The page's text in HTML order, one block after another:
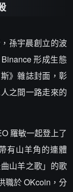
孫宇晨創立的波
形成生態
》雜誌封面，彰
之間一路走來的
羅敏一起登上了
有山羊角的連體
山羊之歌」的歌
職於 OKcoin，分